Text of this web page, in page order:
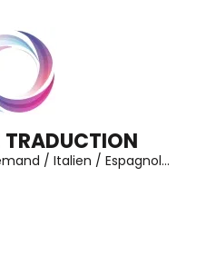
TRADUCTION
/ Italien / Espagnol…